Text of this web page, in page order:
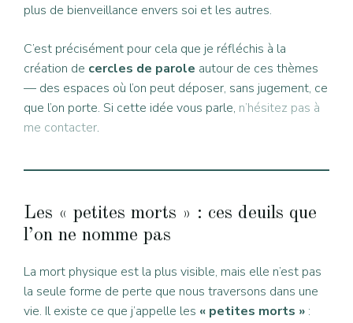
plus de bienveillance envers soi et les autres.
C’est précisément pour cela que je réfléchis à la
création de cercles de parole autour de ces thèmes
— des espaces où l’on peut déposer, sans jugement, ce
que l’on porte. Si cette idée vous parle, n’hésitez pas à
me contacter.
Les « petites morts » : ces deuils que
l’on ne nomme pas
La mort physique est la plus visible, mais elle n’est pas
la seule forme de perte que nous traversons dans une
vie. Il existe ce que j’appelle les « petites morts » :